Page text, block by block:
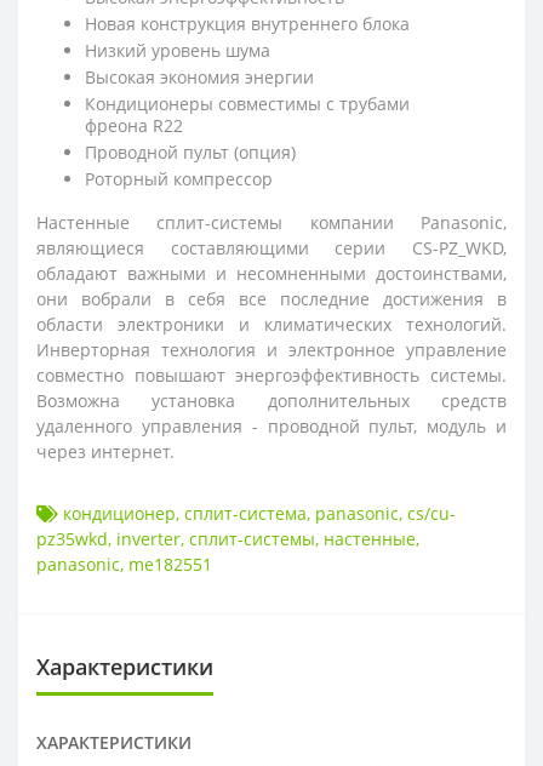
Новая конструкция внутреннего блока
Низкий уровень шума
Высокая экономия энергии
Кондиционеры совместимы с трубами
фреона R22
Проводной пульт (опция)
Роторный компрессор
Настенные сплит-системы компании Panasonic,
являющиеся составляющими серии CS-PZ_WKD,
обладают важными и несомненными достоинствами,
они вобрали в себя все последние достижения в
области электроники и климатических технологий.
Инверторная технология и электронное управление
совместно повышают энергоэффективность системы.
Возможна установка дополнительных средств
удаленного управления - проводной пульт, модуль и
через интернет.
кондиционер, сплит-система, panasonic, cs/cu-
pz35wkd, inverter, сплит-системы, настенные,
panasonic, me182551
Характеристики
ХАРАКТЕРИСТИКИ